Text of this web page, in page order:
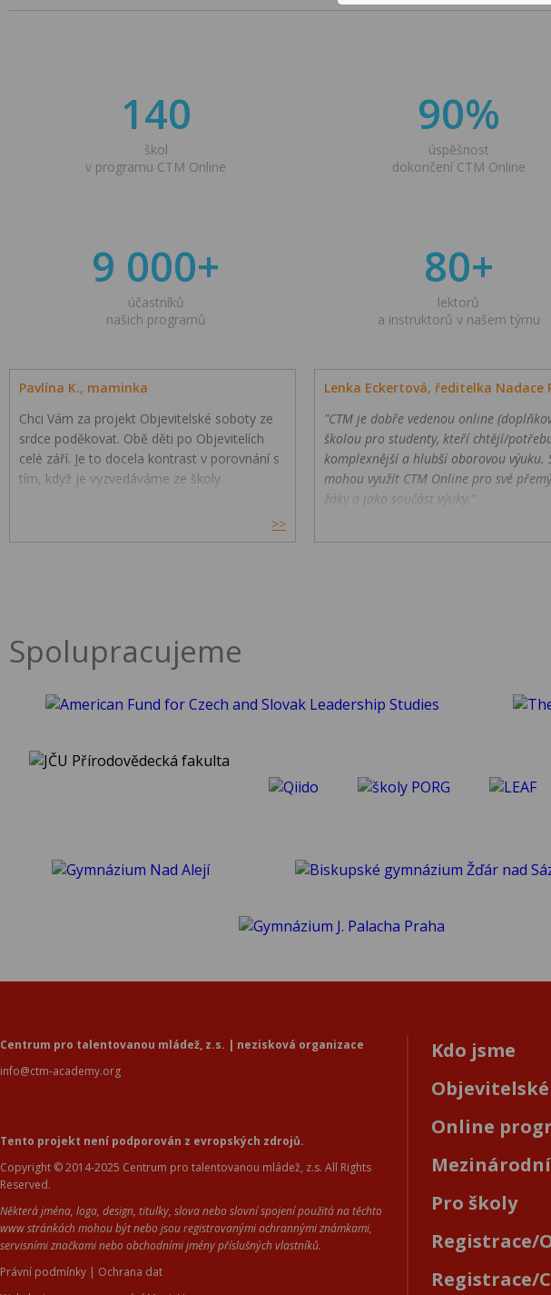
140
škol
v programu CTM Online
90%
úspěšnost
dokončení CTM Online
9 000+
účastníků
našich programů
80+
lektorů
a instruktorů v našem týmu
Pavlína K., maminka
Chci Vám za projekt Objevitelské soboty ze
srdce poděkovat. Obě děti po Objevitelích
celé září. Je to docela kontrast v porovnání s
tím, když je vyzvedáváme ze školy.
>>
Lenka Eckertová, ředitelka Nadace
"CTM je dobře vedenou online
školou pro studenty, kteří chtějí/
komplexnější a hlubší oborovou výuku.
mohou využít CTM Online pro své
žáky a jako součást výuky."
Spolupracujeme
Centrum pro talentovanou mládež, z.s. | nezisková organizace
info@ctm-academy.org
Tento projekt není podporován z evropských zdrojů.
Copyright © 2014-2025 Centrum pro talentovanou mládež, z.s. All Rights
Reserved.
Některá jména, loga, design, titulky, slova nebo slovní spojení použitá na těchto
www stránkách mohou být nebo jsou registrovanými ochrannými známkami,
servisními značkami nebo obchodními jmény příslušných vlastníků.
Právní podmínky | Ochrana dat
Kdo jsme
Online
Pro školy
Registrace/
Registrace/